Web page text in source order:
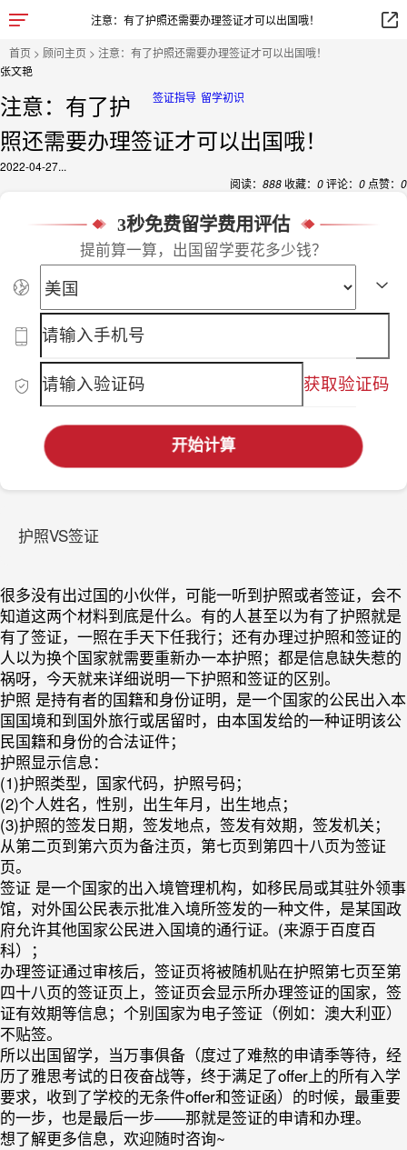
注意：有了护照还需要办理签证才可以出国哦！
首页 > 顾问主页 > 注意：有了护照还需要办理签证才可以出国哦！
张文艳
留学初识
签证指导
注意：有了护
照还需要办理签证才可以出国哦！
2022-04-27...
阅读： 888 收藏： 0评论： 0 点赞： 0
3秒免费留学费用评估
提前算一算，出国留学要花多少钱？
获取验证码
开始计算
护照VS签证
很多没有出过国的小伙伴，可能一听到护照或者签证，会不
知道这两个材料到底是什么。有的人甚至以为有了护照就是
有了签证，一照在手天下任我行；还有办理过护照和签证的
人以为换个国家就需要重新办一本护照；都是信息缺失惹的
祸呀，今天就来详细说明一下护照和签证的区别。
护照 是持有者的国籍和身份证明，是一个国家的公民出入本
国国境和到国外旅行或居留时，由本国发给的一种证明该公
民国籍和身份的合法证件；
护照显示信息：
(1)护照类型，国家代码，护照号码；
(2)个人姓名，性别，出生年月，出生地点；
(3)护照的签发日期，签发地点，签发有效期，签发机关；
从第二页到第六页为备注页，第七页到第四十八页为签证
页。
签证 是一个国家的出入境管理机构，如移民局或其驻外领事
馆，对外国公民表示批准入境所签发的一种文件，是某国政
府允许其他国家公民进入国境的通行证。(来源于百度百
科）；
办理签证通过审核后，签证页将被随机贴在护照第七页至第
四十八页的签证页上，签证页会显示所办理签证的国家，签
证有效期等信息；个别国家为电子签证（例如：澳大利亚）
不贴签。
所以出国留学，当万事俱备（度过了难熬的申请季等待，经
历了雅思考试的日夜奋战等，终于满足了offer上的所有入学
要求，收到了学校的无条件offer和签证函）的时候，最重要
的一步，也是最后一步——那就是签证的申请和办理。
想了解更多信息，欢迎随时咨询~